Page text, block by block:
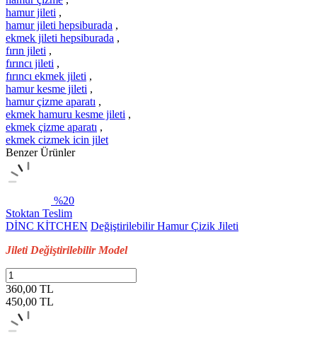
hamur jileti ,
hamur jileti hepsiburada ,
ekmek jileti hepsiburada ,
fırın jileti ,
fırıncı jileti ,
fırıncı ekmek jileti ,
hamur kesme jileti ,
hamur çizme aparatı ,
ekmek hamuru kesme jileti ,
ekmek çizme aparatı ,
ekmek cizmek icin jilet
Benzer Ürünler
%20
Stoktan Teslim
DİNC KİTCHEN Değiştirilebilir Hamur Çizik Jileti
Jileti Değiştirilebilir Model
360,00 TL
450,00 TL